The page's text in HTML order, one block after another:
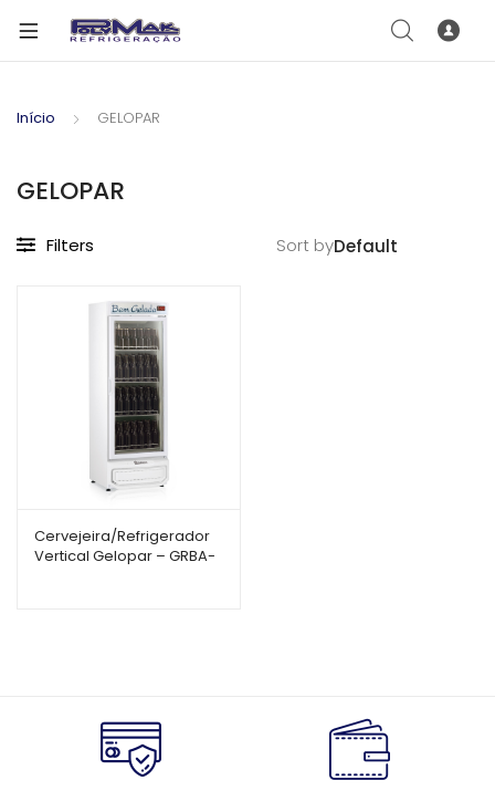
Início GELOPAR
GELOPAR
Filters Sort by
Cervejeira/Refrigerador
Vertical Gelopar – GRBA-